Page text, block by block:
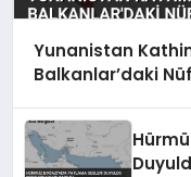
Yunanistan
Balkanlar’daki